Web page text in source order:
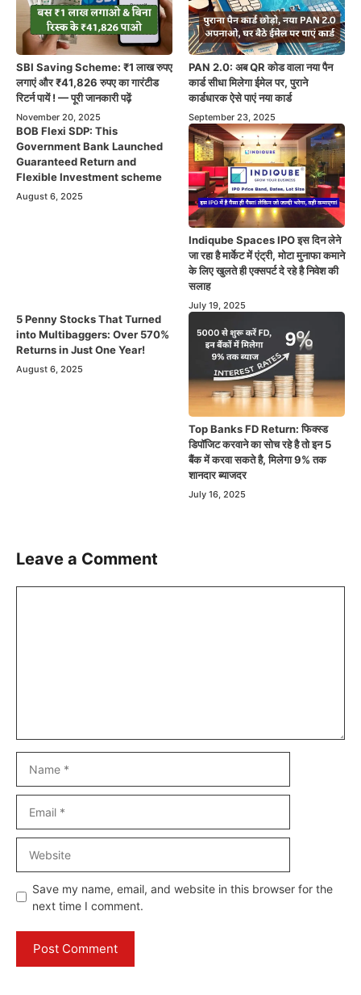
SBI Saving Scheme: ₹1 लाख रुपए
लगाएं और ₹41,826 रुपए का गारंटीड
रिटर्न पायें ! — पूरी जानकारी पढ़ें
November 20, 2025
PAN 2.0: अब QR कोड वाला नया पैन
कार्ड सीधा मिलेगा ईमेल पर, पुराने
कार्डधारक ऐसे पाएं नया कार्ड
September 23, 2025
BOB Flexi SDP: This
Government Bank Launched
Guaranteed Return and
Flexible Investment scheme
August 6, 2025
Indiqube Spaces IPO इस दिन लेने
जा रहा है मार्केट में एंट्री, मोटा मुनाफा कमाने
के लिए खुलते ही एक्सपर्ट दे रहे है निवेश की
सलाह
July 19, 2025
5 Penny Stocks That Turned
into Multibaggers: Over 570%
Returns in Just One Year!
August 6, 2025
Top Banks FD Return: फिक्स्ड
डिपॉजिट करवाने का सोच रहे है तो इन 5
बैंक में करवा सकते है, मिलेगा 9% तक
शानदार ब्याजदर
July 16, 2025
Leave a Comment
Save my name, email, and website in this browser for the
next time I comment.